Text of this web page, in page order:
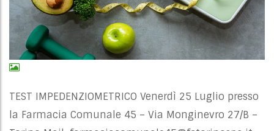
TEST IMPEDENZIOMETRICO Venerdì 25 Luglio presso
la Farmacia Comunale 45 – Via Monginevro 27/B –